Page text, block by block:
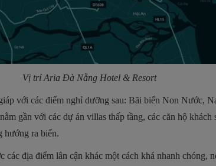
Vị trí Aria Đà Nẵng Hotel & Resort
với các điểm nghỉ dưỡng sau: Bãi biển Non Nước,
gần với các dự án villas thấp tầng, các căn hộ khách
hướng ra biển.
các địa điểm lân cận khác một cách khá nhanh chóng,